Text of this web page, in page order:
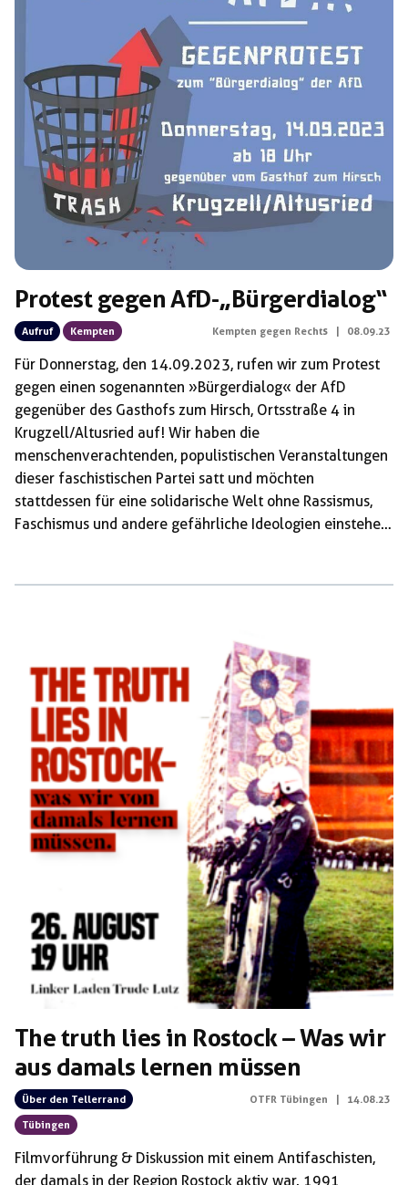
Protest gegen AfD-„Bürgerdialog“
Aufruf Kempten Kempten gegen Rechts | 08.09.23
Für Donnerstag, den 14.09.2023, rufen wir zum Protest
gegen einen sogenannten »Bürgerdialog« der AfD
gegenüber des Gasthofs zum Hirsch, Ortsstraße 4 in
Krugzell/Altusried auf! Wir haben die
menschenverachtenden, populistischen Veranstaltungen
dieser faschistischen Partei satt und möchten
stattdessen für eine solidarische Welt ohne Rassismus,
Faschismus und andere gefährliche Ideologien einstehen.
Felser, der dem völkischen Milieu zuzuordnen ist und
Andreas Mayer auf, der durch Inhalte auf
verschiedensten Plattformen seine extrem rechte
Gesinnung preis gibt. Statt eines vernünftigen
Bürgerdialogs ist also […]
The truth lies in Rostock – Was wir
aus damals lernen müssen
Über den Tellerrand
Tübingen
OTFR Tübingen 14.08.23
Filmvorführung & Diskussion mit einem Antifaschisten,
der damals in der Region Rostock aktiv war. 1991